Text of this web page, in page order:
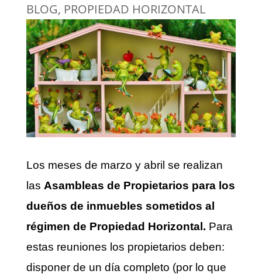
BLOG, PROPIEDAD HORIZONTAL
Los meses de marzo y abril se realizan
las Asambleas de Propietarios para los
dueños de inmuebles sometidos al
régimen de Propiedad Horizontal. Para
estas reuniones los propietarios deben:
disponer de un día completo (por lo que